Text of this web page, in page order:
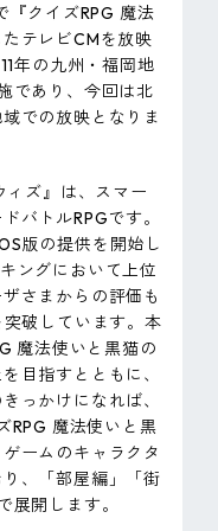
『クイズRPG 魔法
テレビCMを放映
年の九州・福岡地
であり、今回は北
での放映となりま
ィズ』は、スマー
バトルRPGです。
版の提供を開始し
ングにおいて上位
さまからの評価も
破しています。本
魔法使いと黒猫の
目指すとともに、
っかけになれば、
RPG 魔法使いと黒
ームのキャラクタ
、「部屋編」「街
展開します。